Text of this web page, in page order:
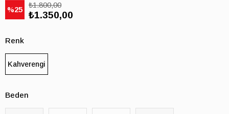
25
₺1.800,00
₺1.350,00
Renk
Kahverengi
Beden